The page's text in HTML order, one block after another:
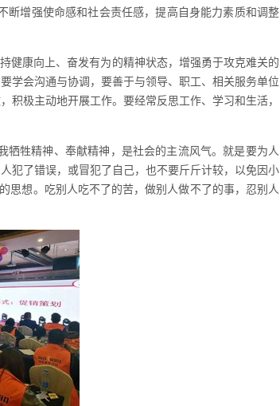
断增强使命感和社会责任感，提高自身能力素质和调整
健康向上、奋发有为的精神状态，增强勇于攻克难关的
学会沟通与协调，要善于与领导、职工、相关服务单位
极主动地开展工作。要经常反思工作、学习和生活，
牺牲精神、奉献精神，是社会的主流风气。就是要为人
犯了错误，或冒犯了自己，也不要斤斤计较，以免因小
思想。吃别人吃不了的苦，做别人做不了的事，忍别人